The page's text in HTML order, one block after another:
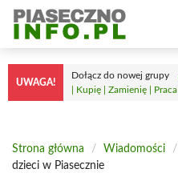
Przejdź
treści
UWAGA!
Dołącz do nowej grupy
| Kupię | Zamienię | Praca
Strona główna / Wiadomości /
dzieci w Piasecznie